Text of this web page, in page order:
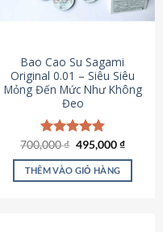
Bao Cao Su Sagami
Original 0.01 – Siêu Siêu
Mỏng Đến Mức Như Không
Đeo
Được xếp
hạng4.83
5 sao
700,000₫ Giá
là:
700,000 ₫.
495,000₫Giá
tại
THÊM VÀO GIỎ HÀNG